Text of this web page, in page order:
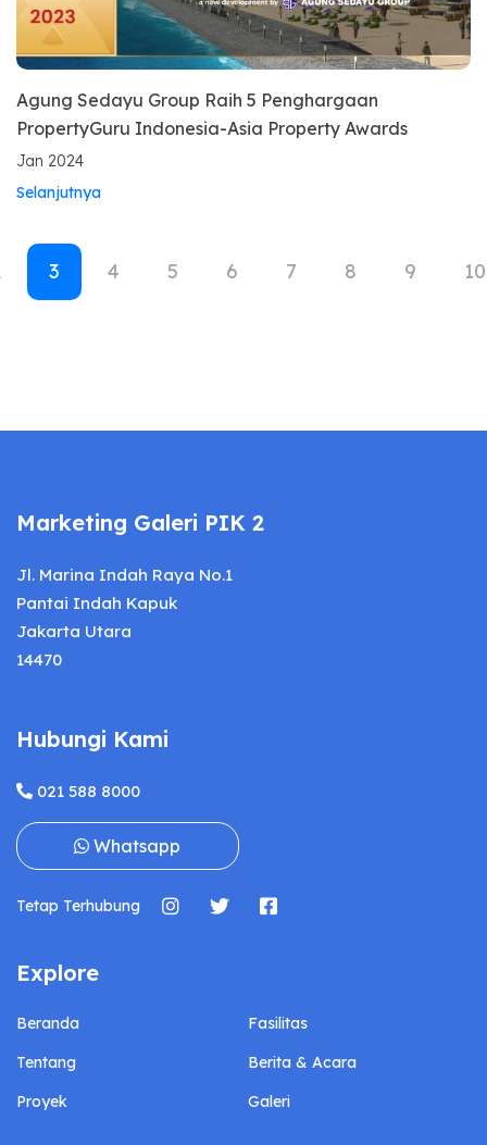
Agung Sedayu Group Raih 5 Penghargaan
PropertyGuru Indonesia-Asia Property Awards
Jan 2024
Selanjutnya
3 4 5 6 7 8 9 10
Marketing Galeri PIK 2
Jl. Marina Indah Raya No.1
Pantai Indah Kapuk
Jakarta Utara
14470
Hubungi Kami
021 588 8000
Whatsapp
Tetap Terhubung
Explore
Beranda
Tentang
Proyek
Fasilitas
Berita & Acara
Galeri